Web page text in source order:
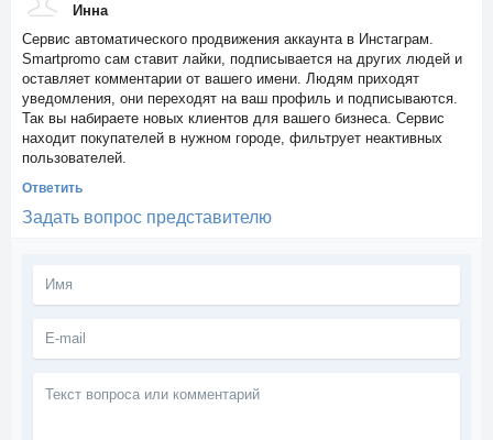
Инна
Сервис автоматического продвижения аккаунта в Инстаграм.
Smartpromo сам ставит лайки, подписывается на других людей и
оставляет комментарии от вашего имени. Людям приходят
уведомления, они переходят на ваш профиль и подписываются.
Так вы набираете новых клиентов для вашего бизнеса. Сервис
находит покупателей в нужном городе, фильтрует неактивных
пользователей.
Ответить
Задать вопрос представителю
вопроса